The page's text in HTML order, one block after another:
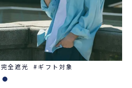
完全遮光 ギフト対象